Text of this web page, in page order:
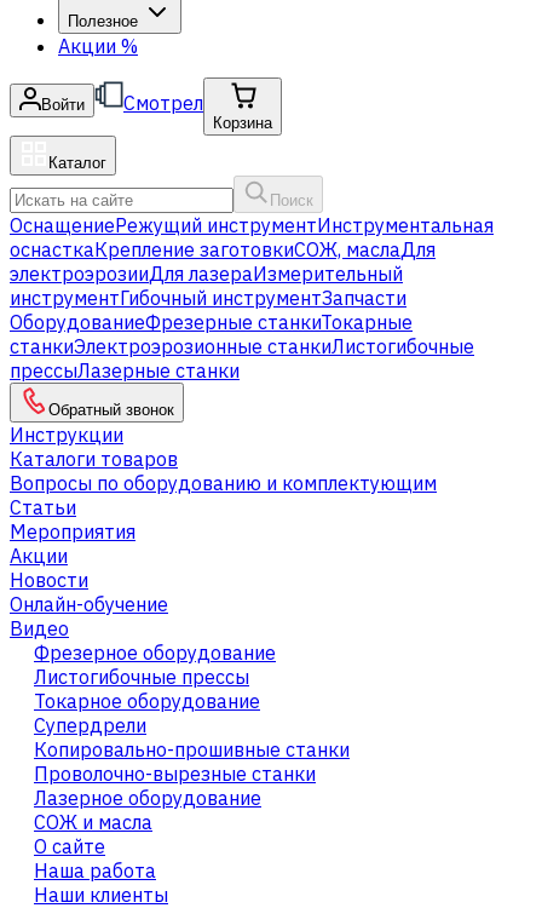
Полезное
Акции %
Войти Смотрел
Корзина
Каталог
Поиск
ОснащениеРежущий инструментИнструментальная
оснасткаКрепление заготовкиСОЖ, маслаДля
электроэрозииДля лазераИзмерительный
инструментГибочный инструментЗапчасти
ОборудованиеФрезерные станкиТокарные
станкиЭлектроэрозионные станкиЛистогибочные
прессыЛазерные станки
Обратный звонок
Инструкции
Каталоги товаров
Вопросы по оборудованию и комплектующим
Статьи
Мероприятия
Акции
Новости
Онлайн-обучение
Видео
Фрезерное оборудование
Листогибочные прессы
Токарное оборудование
Cупердрели
Копировально-прошивные станки
Проволочно-вырезные станки
Лазерное оборудование
СОЖ и масла
О сайте
Наша работа
Наши клиенты